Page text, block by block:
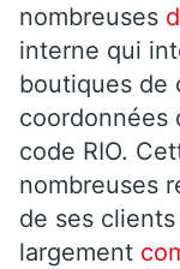
nombreuses
interne qui
boutiques de
coordonnées
code RIO.
nombreuses
de ses
largement